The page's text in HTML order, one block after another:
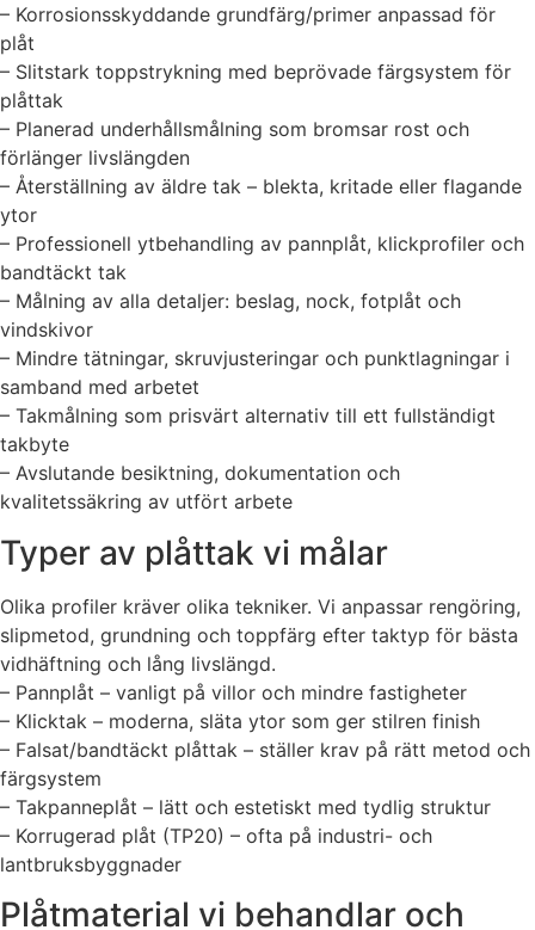
– Korrosionsskyddande grundfärg/primer anpassad för
plåt
– Slitstark toppstrykning med beprövade färgsystem för
plåttak
– Planerad underhållsmålning som bromsar rost och
förlänger livslängden
– Återställning av äldre tak – blekta, kritade eller flagande
ytor
– Professionell ytbehandling av pannplåt, klickprofiler och
bandtäckt tak
– Målning av alla detaljer: beslag, nock, fotplåt och
vindskivor
– Mindre tätningar, skruvjusteringar och punktlagningar i
samband med arbetet
– Takmålning som prisvärt alternativ till ett fullständigt
takbyte
– Avslutande besiktning, dokumentation och
kvalitetssäkring av utfört arbete
Typer av plåttak vi målar
Olika profiler kräver olika tekniker. Vi anpassar rengöring,
slipmetod, grundning och toppfärg efter taktyp för bästa
vidhäftning och lång livslängd.
– Pannplåt – vanligt på villor och mindre fastigheter
– Klicktak – moderna, släta ytor som ger stilren finish
– Falsat/bandtäckt plåttak – ställer krav på rätt metod och
färgsystem
– Takpanneplåt – lätt och estetiskt med tydlig struktur
– Korrugerad plåt (TP20) – ofta på industri- och
lantbruksbyggnader
Plåtmaterial vi behandlar och